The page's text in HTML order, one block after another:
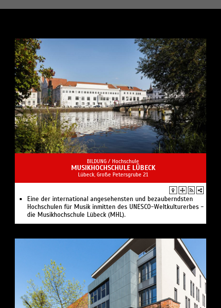
BILDUNG / Hochschule
MUSIKHOCHSCHULE LÜBECK
Lübeck, Große Petersgrube 21
Eine der international angesehensten und bezauberndsten
Hochschulen für Musik inmitten des UNESCO-Weltkulturerbes -
die Musikhochschule Lübeck (MHL).